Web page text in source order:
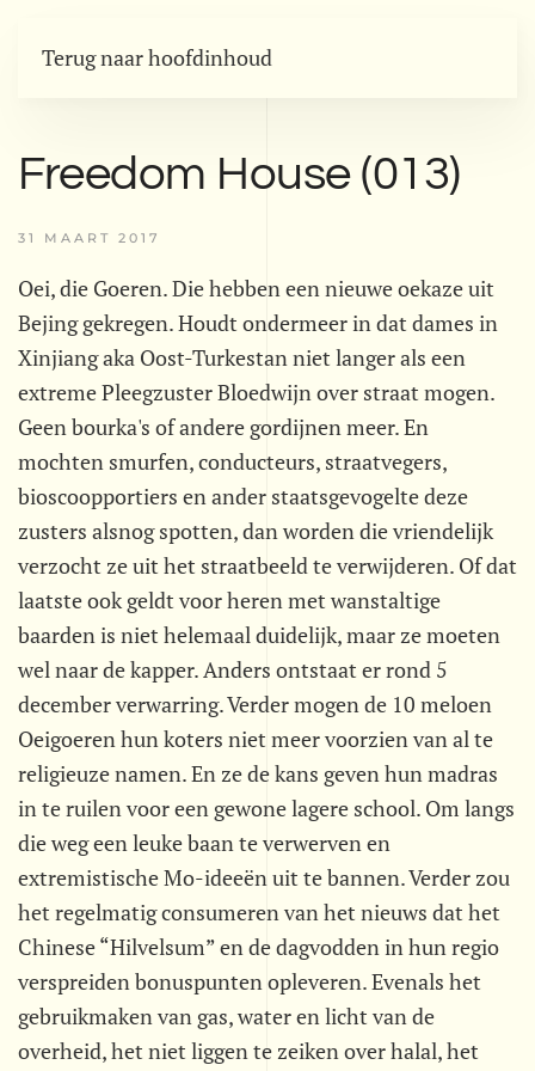
Terug naar hoofdinhoud
Freedom House (013)
31 MAART 2017
Oei, die Goeren. Die hebben een nieuwe oekaze uit
Bejing gekregen. Houdt ondermeer in dat dames in
Xinjiang aka Oost-Turkestan niet langer als een
extreme Pleegzuster Bloedwijn over straat mogen.
Geen bourka's of andere gordijnen meer. En
mochten smurfen, conducteurs, straatvegers,
bioscoopportiers en ander staatsgevogelte deze
zusters alsnog spotten, dan worden die vriendelijk
verzocht ze uit het straatbeeld te verwijderen. Of dat
laatste ook geldt voor heren met wanstaltige
baarden is niet helemaal duidelijk, maar ze moeten
wel naar de kapper. Anders ontstaat er rond 5
december verwarring. Verder mogen de 10 meloen
Oeigoeren hun koters niet meer voorzien van al te
religieuze namen. En ze de kans geven hun madras
in te ruilen voor een gewone lagere school. Om langs
die weg een leuke baan te verwerven en
extremistische Mo-ideeën uit te bannen. Verder zou
het regelmatig consumeren van het nieuws dat het
Chinese “Hilvelsum” en de dagvodden in hun regio
verspreiden bonuspunten opleveren. Evenals het
gebruikmaken van gas, water en licht van de
overheid, het niet liggen te zeiken over halal, het